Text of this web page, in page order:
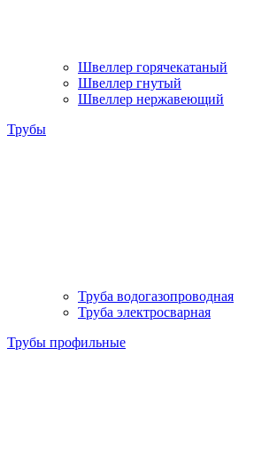
Швеллер горячекатаный
Швеллер гнутый
Швеллер нержавеющий
Трубы
Труба водогазопроводная
Труба электросварная
Трубы профильные